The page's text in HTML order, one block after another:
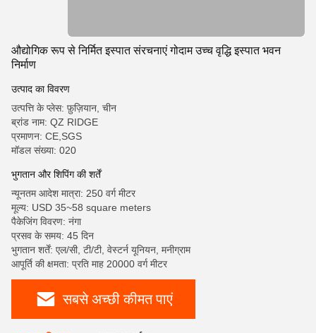
औद्योगिक रूप से निर्मित इस्पात संरचनाएं गोदाम उच्च वृद्धि इस्पात भवन
निर्माण
उत्पाद का विवरण
उत्पत्ति के प्लेस: फ़ुज़ियान, चीन
ब्रांड नाम: QZ RIDGE
प्रमाणन: CE,SGS
मॉडल संख्या: 020
भुगतान और शिपिंग की शर्तें
न्यूनतम आदेश मात्रा: 250 वर्ग मीटर
मूल्य: USD 35~58 square meters
पैकेजिंग विवरण: नंगा
प्रसव के समय: 45 दिन
भुगतान शर्तें: एल/सी, टी/टी, वेस्टर्न यूनियन, मनीग्राम
आपूर्ति की क्षमता: प्रति माह 20000 वर्ग मीटर
सबसे अच्छी कीमत पाएं